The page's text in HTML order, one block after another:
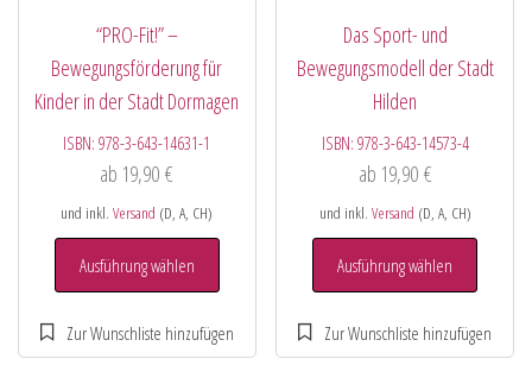
“PRO-Fit!” –
Bewegungsförderung für
Kinder in der Stadt Dormagen
ISBN:978-3-643-14631-1
ab 19,90€
und inkl.Versand (D, A, CH)
Ausführung wählen
Das Sport- und
Bewegungsmodell der Stadt
Hilden
ISBN: 978-3-643-14573-4
ab 19,90 €
und inkl. Versand (D, A, CH)
Ausführung wählen